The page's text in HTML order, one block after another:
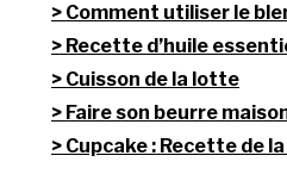
Comment utiliser le
Recette d’huile
Cuisson de la lotte
Faire son beurre
Cupcake : Recette de